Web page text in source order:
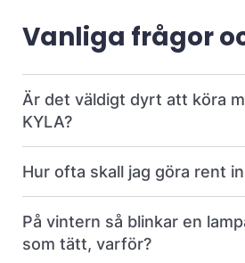
Vanliga frågor
Är det väldigt dyrt att köra
KYLA?
Hur ofta skall jag göra rent
På vintern så blinkar en
som tätt, varför?